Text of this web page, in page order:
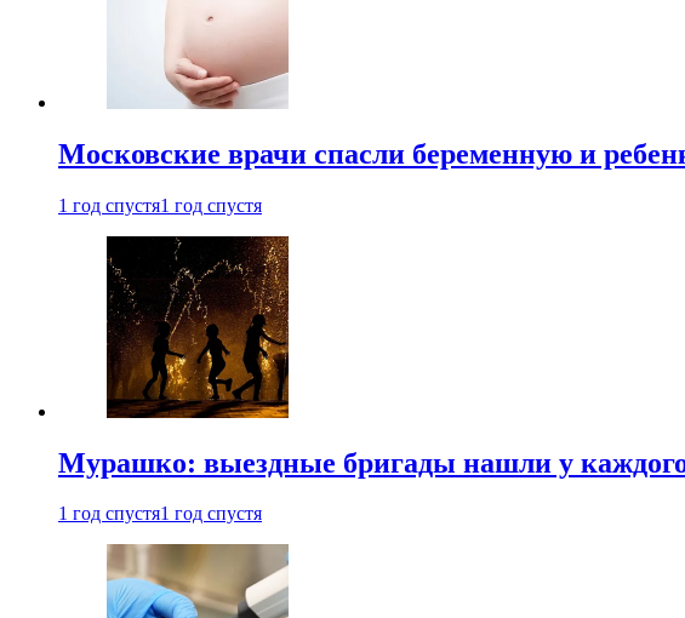
Московские врачи спасли беременную и
1 год спустя1 год спустя
Мурашко: выездные бригады нашли у каждого
1 год спустя1 год спустя